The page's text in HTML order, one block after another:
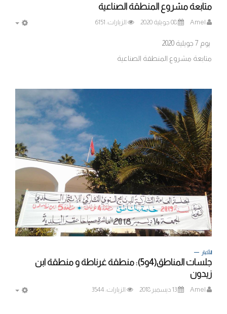
متابعة مشروع المنطقة الصناعية
Amel 08 جويلية 2020 الزيارات: 6151
يوم 7 جويلية 2020
متابعة مشروع المنطقة الصناعية
الأخبار
جلسات المناطق(4و5): منطقة غرناطة و منطقة ابن
زيدون
Amel 13 ديسمبر 2018 الزيارات: 3544